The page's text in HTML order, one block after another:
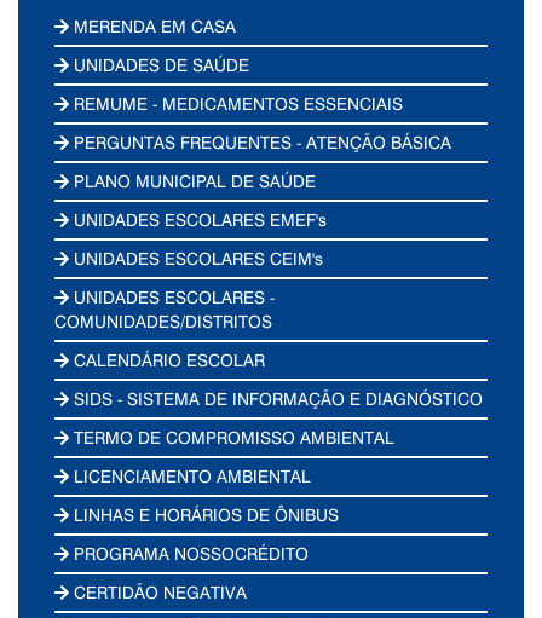
MERENDA EM CASA
UNIDADES DE SAÚDE
REMUME - MEDICAMENTOS ESSENCIAIS
PERGUNTAS FREQUENTES - ATENÇÃO BÁSICA
PLANO MUNICIPAL DE SAÚDE
UNIDADES ESCOLARES EMEF's
UNIDADES ESCOLARES CEIM's
UNIDADES ESCOLARES -
COMUNIDADES/DISTRITOS
CALENDÁRIO ESCOLAR
SIDS - SISTEMA DE INFORMAÇÃO E DIAGNÓSTICO
TERMO DE COMPROMISSO AMBIENTAL
LICENCIAMENTO AMBIENTAL
LINHAS E HORÁRIOS DE ÔNIBUS
PROGRAMA NOSSOCRÉDITO
CERTIDÃO NEGATIVA